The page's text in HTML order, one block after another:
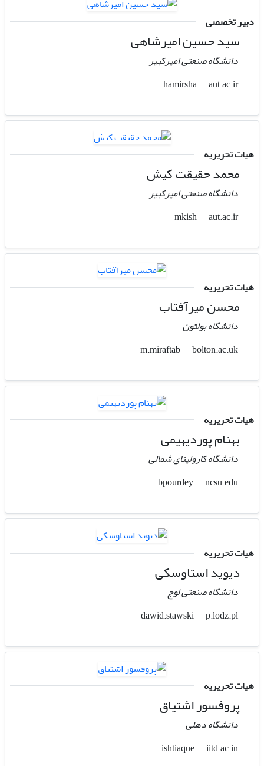
دبیر تخصصی
سید حسین امیرشاهی
دانشگاه صنعتی امیرکبیر
hamirsha
aut.ac.ir
هیات تحریریه
محمد حقیقت کیش
دانشگاه صنعتی امیرکبیر
mkish
aut.ac.ir
هیات تحریریه
محسن میرآفتاب
دانشگاه بولتون
bolton.ac.uk
هیات تحریریه
بهنام پوردیهیمی
دانشگاه کارولینای شمالی
ncsu.edu
هیات تحریریه
دیوید استاوسکی
دانشگاه صنعتی لوج
p.lodz.pl
هیات تحریریه
پروفسور اشتیاق
دانشگاه دهلی
iitd.ac.in